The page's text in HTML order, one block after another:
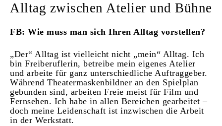
Alltag zwischen Atelier und Bühne
FB: Wie muss man sich Ihren Alltag vorstellen?
„Der“ Alltag ist vielleicht nicht „mein“ Alltag. Ich
bin Freiberuflerin, betreibe mein eigenes Atelier
und arbeite für ganz unterschiedliche Auftraggeber.
Während Theatermaskenbildner an den Spielplan
gebunden sind, arbeiten Freie meist für Film und
Fernsehen. Ich habe in allen Bereichen gearbeitet –
doch meine Leidenschaft ist inzwischen die Arbeit
in der Werkstatt.